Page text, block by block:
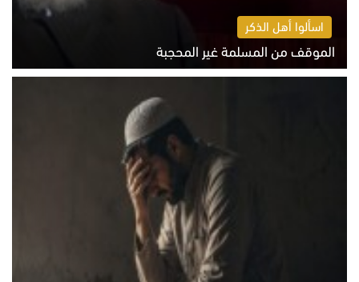
اسألوا أهل الذكر
الموقف من المسلمة غير المحجبة
الخميس 6 أغسطس 2026 10:45 ص